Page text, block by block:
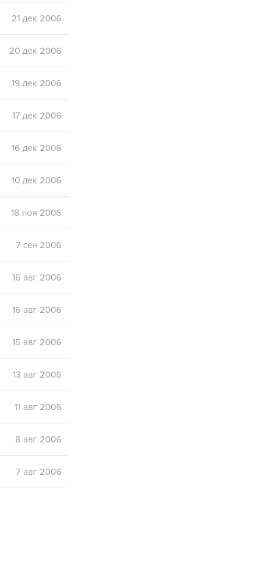
21 дек 2006
20 дек 2006
19 дек 2006
17 дек 2006
16 дек 2006
10 дек 2006
18 ноя 2006
7 сен 2006
16 авг 2006
16 авг 2006
15 авг 2006
13 авг 2006
11 авг 2006
8 авг 2006
7 авг 2006